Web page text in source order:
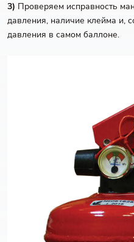
3) Проверяем исправность
давления, наличие клейма и,
давления в самом баллоне.